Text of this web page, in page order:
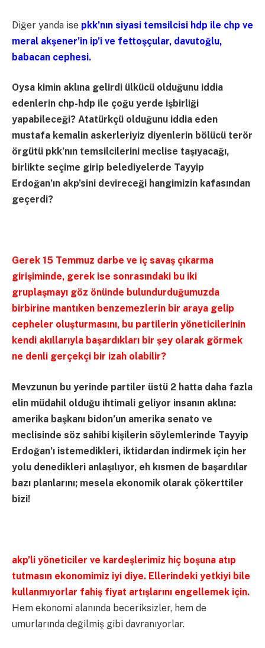
Diğer yanda ise pkk’nın siyasi temsilcisi hdp ile chp ve
meral akşener’in ip’i ve fettoşçular, davutoğlu,
babacan cephesi.
Oysa kimin aklına gelirdi ülkücü olduğunu iddia
edenlerin chp-hdp ile çoğu yerde işbirliği
yapabileceği? Atatürkçü olduğunu iddia eden
mustafa kemalin askerleriyiz diyenlerin bölücü terör
örgütü pkk’nın temsilcilerini meclise taşıyacağı,
birlikte seçime girip belediyelerde Tayyip
Erdoğan’ın akp’sini devireceği hangimizin kafasından
geçerdi?
Gerek 15 Temmuz darbe ve iç savaş çıkarma
girişiminde, gerek ise sonrasındaki bu iki
gruplaşmayı göz önünde bulundurduğumuzda
birbirine mantıken benzemezlerin bir araya gelip
cepheler oluşturmasını, bu partilerin yöneticilerinin
kendi akıllarıyla başardıkları bir şey olarak görmek
ne denli gerçekçi bir izah olabilir?
Mevzunun bu yerinde partiler üstü 2 hatta daha fazla
elin müdahil olduğu ihtimali geliyor insanın aklına:
amerika başkanı bidon’un amerika senato ve
meclisinde söz sahibi kişilerin söylemlerinde Tayyip
Erdoğan’ı istemedikleri, iktidardan indirmek için her
yolu denedikleri anlaşılıyor, eh kısmen de başardılar
bazı planlarını; mesela ekonomik olarak çökerttiler
bizi!
akp’li yöneticiler ve kardeşlerimiz hiç boşuna atıp
tutmasın ekonomimiz iyi diye. Ellerindeki yetkiyi bile
kullanmıyorlar fahiş fiyat artışlarını engellemek için.
Hem ekonomi alanında beceriksizler, hem de
umurlarında değilmiş gibi davranıyorlar.